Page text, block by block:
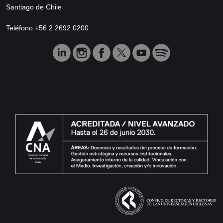
Santiago de Chile
Teléfono +56 2 2692 0200